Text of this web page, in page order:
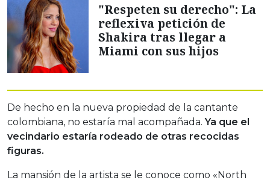
"Respeten su derecho": La
reflexiva petición de
Shakira tras llegar a
Miami con sus hijos
De hecho en la nueva propiedad de la cantante
colombiana, no estaría mal acompañada.Ya que el
vecindario estaría rodeado de otras recocidas
figuras.
La mansión de la artista se le conoce como «North